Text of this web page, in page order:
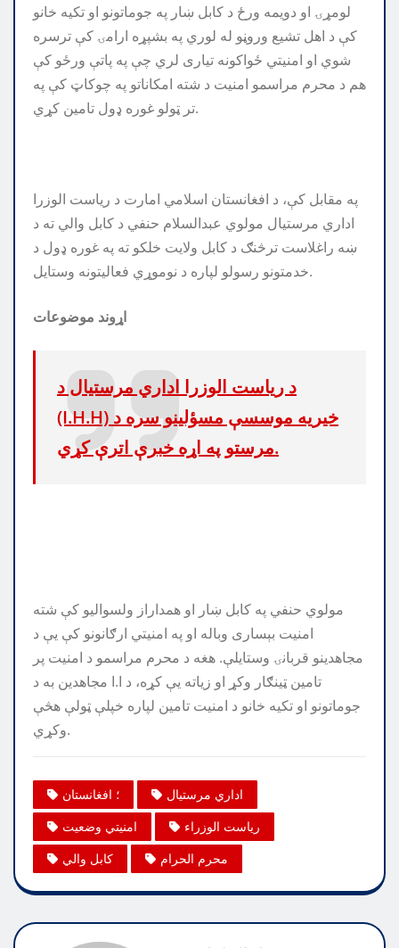
لومړۍ او دويمه ورځ د کابل ښار په جوماتونو او تکيه خانو
کې د اهل تشيع وروڼو له لوري په بشپړه ارامۍ کې ترسره
شوي او امنيتي ځواکونه تياری لري چې په پاتې ورځو کې
هم د محرم مراسمو امنيت د شته امکاناتو په چوکاټ کې په
تر ټولو غوره ډول تامين کړي.
په مقابل کې، د افغانستان اسلامي امارت د رياست الوزرا
اداري مرستيال مولوي عبدالسلام حنفي د کابل والي ته د
ښه راغلاست ترڅنګ د کابل ولايت خلکو ته په غوره ډول د
خدمتونو رسولو لپاره د نوموړي فعاليتونه وستايل.
اړوند موضوعات
د ریاست الوزرا اداري مرستیال د
(I.H.H) خیریه موسسې مسؤلینو سره د
مرستو په اړه خبرې اترې کړي.
مولوي حنفي په کابل ښار او همداراز ولسوالیو کې شته
امنيت بېساری وباله او په امنيتي ارګانونو کې يې د
مجاهدينو قربانۍ وستايلې. هغه د محرم مراسمو د امنیت پر
تامين ټينګار وکړ او زياته يې کړه، د ا.ا مجاهدین به د
جوماتونو او تکيه خانو د امنيت تامين لپاره خپلې ټولې هڅې
وکړي.
؛ افغانستان
اداري مرستیال
امنیتي وضعیت
ریاست الوزراء
کابل والي
محرم الحرام